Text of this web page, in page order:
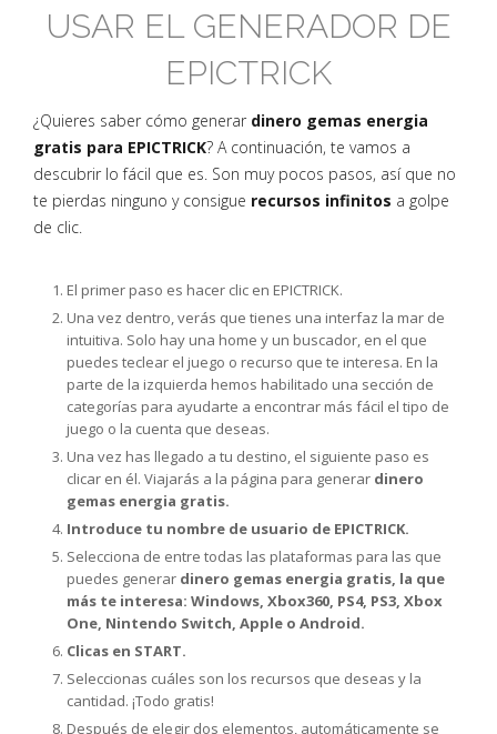
USAR EL GENERADOR DE
EPICTRICK
¿Quieres saber cómo generar dinero gemas energia
gratis para EPICTRICK? A continuación, te vamos a
descubrir lo fácil que es. Son muy pocos pasos, así que no
te pierdas ninguno y consigue recursos infinitos a golpe
de clic.
El primer paso es hacer clic en EPICTRICK.
Una vez dentro, verás que tienes una interfaz la mar de
intuitiva. Solo hay una home y un buscador, en el que
puedes teclear el juego o recurso que te interesa. En la
parte de la izquierda hemos habilitado una sección de
categorías para ayudarte a encontrar más fácil el tipo de
juego o la cuenta que deseas.
Una vez has llegado a tu destino, el siguiente paso es
clicar en él. Viajarás a la página para generar dinero
gemas energia gratis.
Introduce tu nombre de usuario de EPICTRICK.
Selecciona de entre todas las plataformas para las que
puedes generar dinero gemas energia gratis, la que
más te interesa: Windows, Xbox360, PS4, PS3, Xbox
One, Nintendo Switch, Apple o Android.
Clicas en START.
Seleccionas cuáles son los recursos que deseas y la
cantidad. ¡Todo gratis!
Después de elegir dos elementos, automáticamente se